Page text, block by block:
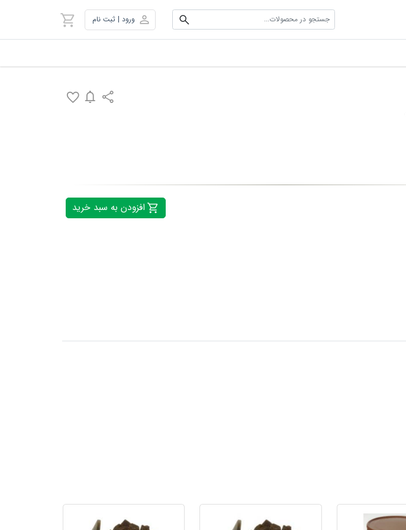
جستجو در محصولات... ورود | ثبت نام
افزودن به سبد خرید